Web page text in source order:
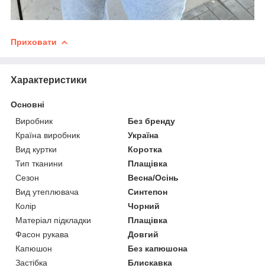
Приховати
Характеристики
Основні
Виробник
Без бренду
Країна виробник
Україна
Вид куртки
Коротка
Тип тканини
Плащівка
Сезон
Весна/Осінь
Вид утеплювача
Синтепон
Колір
Чорний
Матеріал підкладки
Плащівка
Фасон рукава
Довгий
Капюшон
Без капюшона
Застібка
Блискавка